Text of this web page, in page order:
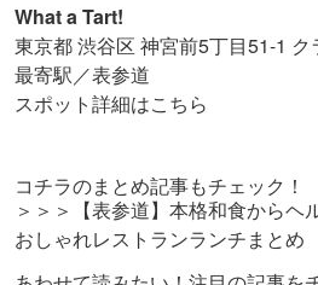
What a Tart!
東京都 渋谷区 神宮前5丁目51-1
最寄駅／表参道
スポット詳細はこちら
コチラのまとめ記事もチェック！
＞＞＞【表参道】本格和食からヘ
おしゃれレストランランチまとめ